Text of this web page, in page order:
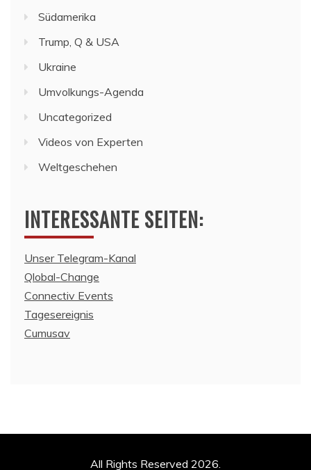
Südamerika
Trump, Q & USA
Ukraine
Umvolkungs-Agenda
Uncategorized
Videos von Experten
Weltgeschehen
INTERESSANTE SEITEN:
Unser Telegram-Kanal
Qlobal-Change
Connectiv Events
Tagesereignis
Cumusav
All Rights Reserved 2026.